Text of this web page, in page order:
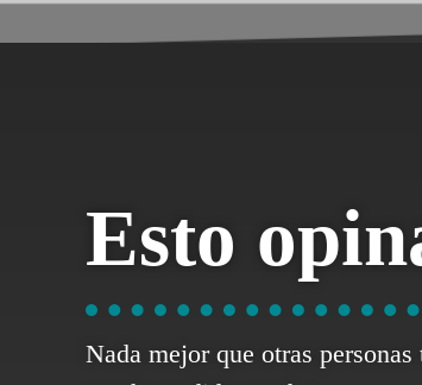
Esto
Nada mejor que otras